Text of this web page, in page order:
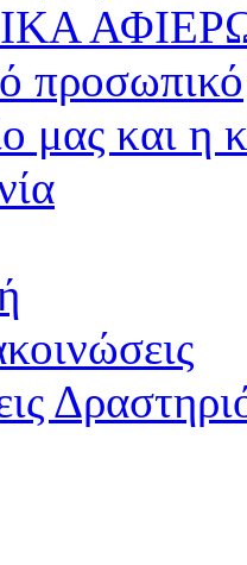
προσωπικό
μας και η